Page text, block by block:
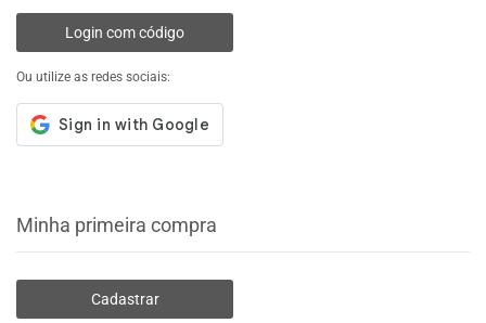
Login com código
Ou utilize as redes sociais:
Minha primeira compra
Cadastrar